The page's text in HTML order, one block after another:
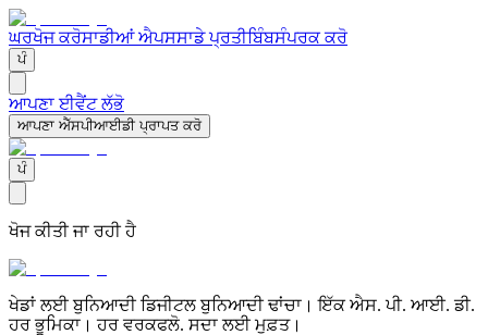
ਘਰਖੋਜ ਕਰੋਸਾਡੀਆਂ ਐਪਸਸਾਡੇ ਪ੍ਰਤੀਬਿੰਬਸੰਪਰਕ ਕਰੋ
ਪੰ
ਆਪਣਾ ਈਵੈਂਟ ਲੱਭੋ
ਆਪਣਾ ਐੱਸਪੀਆਈਡੀ ਪ੍ਰਾਪਤ ਕਰੋ
ਪੰ
ਖੋਜ ਕੀਤੀ ਜਾ ਰਹੀ ਹੈ
ਖੇਡਾਂ ਲਈ ਬੁਨਿਆਦੀ ਡਿਜੀਟਲ ਬੁਨਿਆਦੀ ਢਾਂਚਾ। ਇੱਕ ਐਸ. ਪੀ. ਆਈ. ਡੀ.
ਹਰ ਭੂਮਿਕਾ। ਹਰ ਵਰਕਫਲੋ. ਸਦਾ ਲਈ ਮੁਫ਼ਤ।